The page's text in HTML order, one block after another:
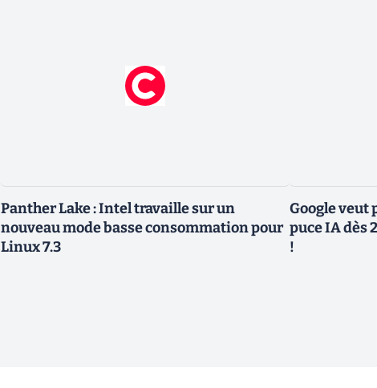
Panther Lake : Intel travaille sur un
nouveau mode basse consommation pour
Linux 7.3
Google veut
puce IA dès
!